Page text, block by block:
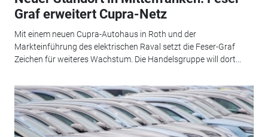
Graf erweitert Cupra-Netz
Mit einem neuen Cupra-Autohaus in Roth und der
Markteinführung des elektrischen Raval setzt die Feser-Graf
Zeichen für weiteres Wachstum. Die Handelsgruppe will dort...